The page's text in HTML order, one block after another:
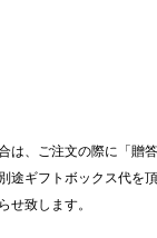
は、ご注文の際に「贈答
途ギフトボックス代を頂
致します。